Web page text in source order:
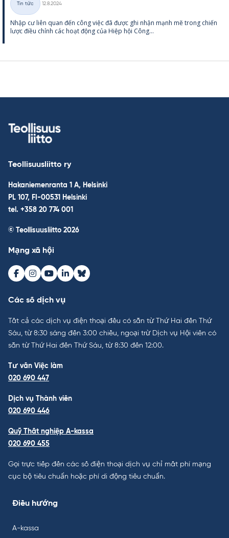
Thể
loại
Tin tức
12.8.2024
Nhập cư liên quan đến công việc đã được ghi nhận mạnh mẽ trong chiến
lược điều chỉnh các hoạt động của Hiệp hội Công...
Teollisuusliitto ry
Hakaniemenranta 1 A, Helsinki
PL 107, FI-00531 Helsinki
tel. +358 20 774 001
© Teollisuusliitto 2026
Mạng xã hội
Facebook
Instagram
Youtube
LinkedInBluesky
Các số dịch vụ
Tất cả các dịch vụ điện thoại đều có sẵn từ Thứ Hai đến Thứ
Sáu, từ 8:30 sáng đến 3:00 chiều, ngoại trừ Dịch vụ Hội viên có
sẵn từ Thứ Hai đến Thứ Sáu, từ 8:30 đến 12:00.
Tư vấn Việc làm
020 690 447
Dịch vụ Thành viên
020 690 446
Quỹ Thất nghiệp A-kassa
020 690 455
Gọi trực tiếp đến các số điện thoại dịch vụ chỉ mất phí mạng
cục bộ tiêu chuẩn hoặc phí di động tiêu chuẩn.
Điều hướng
A-kassa